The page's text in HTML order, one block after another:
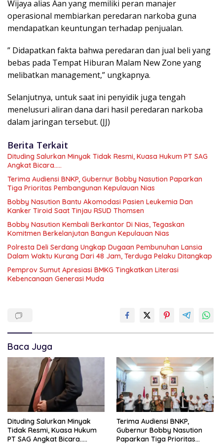
Wijaya alias Aan yang memiliki peran manajer
operasional membiarkan peredaran narkoba guna
mendapatkan keuntungan terhadap penjualan.
” Didapatkan fakta bahwa peredaran dan jual beli yang
bebas pada Tempat Hiburan Malam New Zone yang
melibatkan management,” ungkapnya.
Selanjutnya, untuk saat ini penyidik juga tengah
menelusuri aliran dana dari hasil peredaran narkoba
dalam jaringan tersebut. (JJ)
Berita Terkait
Dituding Salurkan Minyak Tidak Resmi, Kuasa Hukum PT SAG
Angkat Bicara…..
Terima Audiensi BNKP, Gubernur Bobby Nasution Paparkan
Tiga Prioritas Pembangunan Kepulauan Nias
Bobby Nasution Bantu Akomodasi Pasien Leukemia Dan
Kanker Tiroid Saat Tinjau RSUD Thomsen
Bobby Nasution Kembali Berkantor Di Nias, Tegaskan
Komitmen Berkelanjutan Bangun Kepulauan Nias
Polresta Deli Serdang Ungkap Dugaan Pembunuhan Lansia
Dalam Waktu Kurang Dari 48 Jam, Terduga Pelaku Ditangkap
Pemprov Sumut Apresiasi BMKG Tingkatkan Literasi
Kebencanaan Generasi Muda
Baca Juga
Dituding Salurkan Minyak
Tidak Resmi, Kuasa Hukum
PT SAG Angkat Bicara…..
Terima Audiensi BNKP,
Gubernur Bobby Nasution
Paparkan Tiga Prioritas